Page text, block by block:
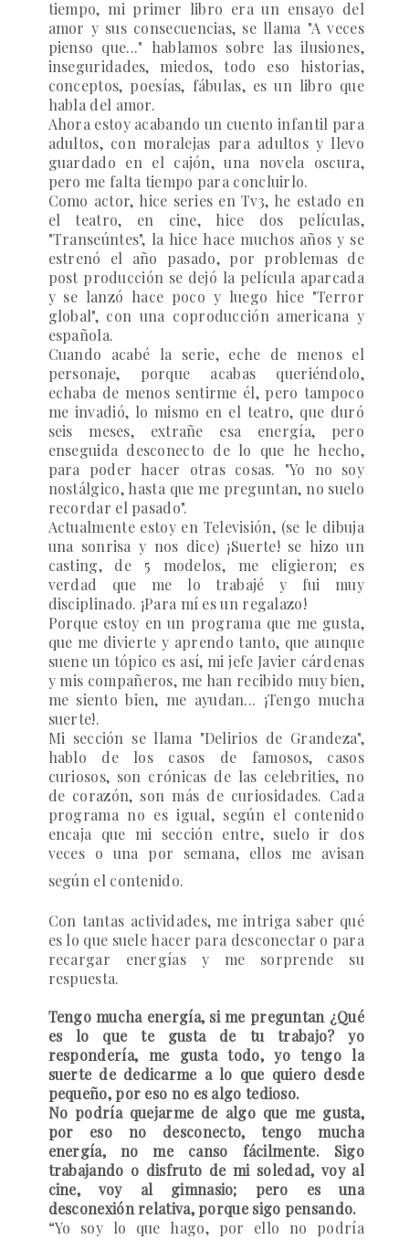
tiempo, mi primer libro era un ensayo del
amor y sus consecuencias, se llama "A veces
pienso que..." hablamos sobre las ilusiones,
inseguridades, miedos, todo eso historias,
conceptos, poesías, fábulas, es un libro que
habla del amor.
Ahora estoy acabando un cuento infantil para
adultos, con moralejas para adultos y llevo
guardado en el cajón, una novela oscura,
pero me falta tiempo para concluirlo.
Como actor, hice series en Tv3, he estado en
el teatro, en cine, hice dos películas,
"Transeúntes", la hice hace muchos años y se
estrenó el año pasado, por problemas de
post producción se dejó la película aparcada
y se lanzó hace poco y luego hice "Terror
global", con una coproducción americana y
española.
Cuando acabé la serie, eche de menos el
personaje, porque acabas queriéndolo,
echaba de menos sentirme él, pero tampoco
me invadió, lo mismo en el teatro, que duró
seis meses, extrañe esa energía, pero
enseguida desconecto de lo que he hecho,
para poder hacer otras cosas. "Yo no soy
nostálgico, hasta que me preguntan, no suelo
recordar el pasado".
Actualmente estoy en Televisión, (se le dibuja
una sonrisa y nos dice) ¡Suerte! se hizo un
casting, de 5 modelos, me eligieron; es
verdad que me lo trabajé y fui muy
disciplinado. ¡Para mí es un regalazo!
Porque estoy en un programa que me gusta,
que me divierte y aprendo tanto, que aunque
suene un tópico es así, mi jefe Javier cárdenas
y mis compañeros, me han recibido muy bien,
me siento bien, me ayudan... ¡Tengo mucha
suerte!.
Mi sección se llama "Delirios de Grandeza",
hablo de los casos de famosos, casos
curiosos, son crónicas de las celebrities, no
de corazón, son más de curiosidades. Cada
programa no es igual, según el contenido
encaja que mi sección entre, suelo ir dos
veces o una por semana, ellos me avisan
según el contenido.
Con tantas actividades, me intriga saber qué
es lo que suele hacer para desconectar o para
recargar energías y me sorprende su
respuesta.
Tengo mucha energía, si me preguntan ¿Qué
es lo que te gusta de tu trabajo? yo
respondería, me gusta todo, yo tengo la
suerte de dedicarme a lo que quiero desde
pequeño, por eso no es algo tedioso.
No podría quejarme de algo que me gusta,
por eso no desconecto, tengo mucha
energía, no me canso fácilmente. Sigo
trabajando o disfruto de mi soledad, voy al
cine, voy al gimnasio; pero es una
desconexión relativa, porque sigo pensando.
“Yo soy lo que hago, por ello no podría